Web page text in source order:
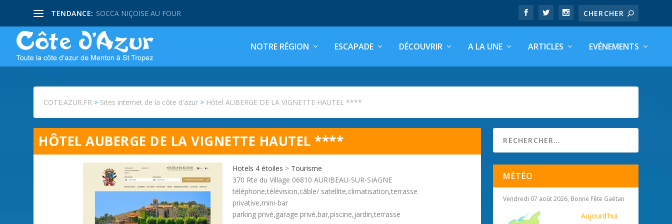
TENDANCE: SOCCA NIÇOISE AU FOUR
NOTRE RÉGION ESCAPADE DÉCOUVRIR A LA UNE ARTICLES EVÉNEMENTS
COTE.AZUR.FR > Sites internet de la côte d'azur > Hôtel AUBERGE DE LA VIGNETTE HAUTEL ****
HÔTEL AUBERGE DE LA VIGNETTE HAUTEL ****
Hotels 4 étoiles > Tourisme
370 Rte du Village 06810 AURIBEAU-SUR-SIAGNE
téléphone,télévision,câble/ satellite,climatisation,terrasse
privative,mini-bar
parking privé,garage privé,bar,piscine,jardin,terrasse
MÉTÉO
Vendredi 07 août 2026, Bonne Fête Gaétan
Aujourd'hui